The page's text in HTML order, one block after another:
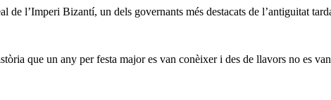
l’Imperi Bizantí, un dels governants més destacats de l’antiguitat
que un any per festa major es van conèixer i des de llavors no es